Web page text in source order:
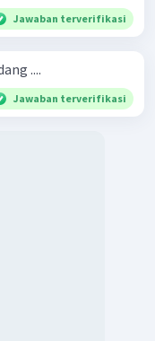
Jawaban terverifikasi
....
Jawaban terverifikasi